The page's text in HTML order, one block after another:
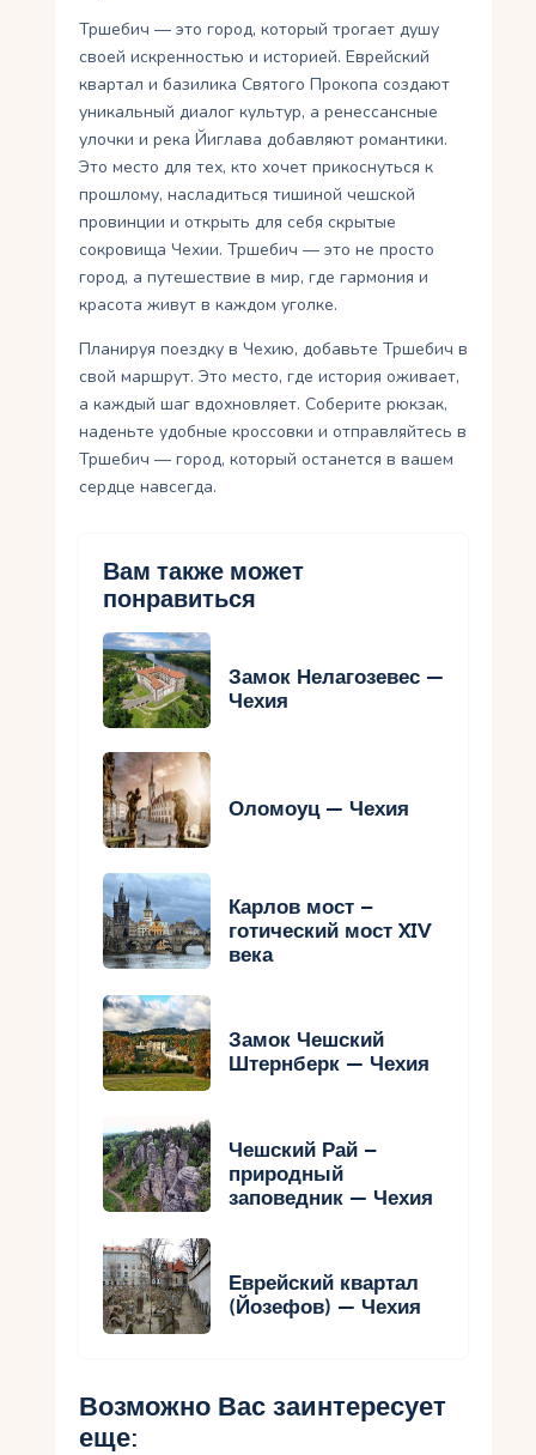
Тршебич — это город, который трогает душу
своей искренностью и историей. Еврейский
квартал и базилика Святого Прокопа создают
уникальный диалог культур, а ренессансные
улочки и река Йиглава добавляют романтики.
Это место для тех, кто хочет прикоснуться к
прошлому, насладиться тишиной чешской
провинции и открыть для себя скрытые
сокровища Чехии. Тршебич — это не просто
город, а путешествие в мир, где гармония и
красота живут в каждом уголке.
Планируя поездку в Чехию, добавьте Тршебич в
свой маршрут. Это место, где история оживает,
а каждый шаг вдохновляет. Соберите рюкзак,
наденьте удобные кроссовки и отправляйтесь в
Тршебич — город, который останется в вашем
сердце навсегда.
Вам также может
понравиться
Замок Нелагозевес —
Чехия
Оломоуц — Чехия
Карлов мост –
готический мост XIV
века
Замок Чешский
Штернберк — Чехия
Чешский Рай –
природный
заповедник — Чехия
Еврейский квартал
(Йозефов) — Чехия
Возможно Вас заинтересует
еще: